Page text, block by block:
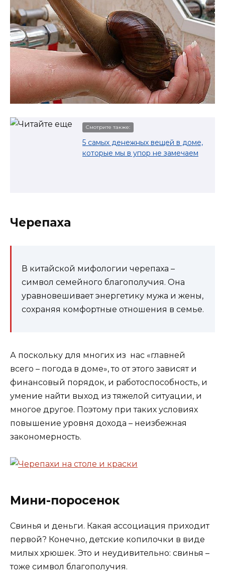
Смотрите также:
5 самых денежных вещей в доме,
которые мы в упор не замечаем
Черепаха
В китайской мифологии черепаха –
символ семейного благополучия. Она
уравновешивает энергетику мужа и жены,
сохраняя комфортные отношения в семье.
А поскольку для многих из нас «главней
всего – погода в доме», то от этого зависят и
финансовый порядок, и работоспособность, и
умение найти выход из тяжелой ситуации, и
многое другое. Поэтому при таких условиях
повышение уровня дохода – неизбежная
закономерность.
Мини-поросенок
Свинья и деньги. Какая ассоциация приходит
первой? Конечно, детские копилочки в виде
милых хрюшек. Это и неудивительно: свинья –
тоже символ благополучия.